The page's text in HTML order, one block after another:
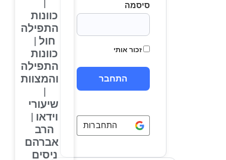
סיסמה
זכור אותי
התחברות באמצעות Google
כוונות
התפילה
חול |
כוונות
התפילה
והמצוות
שיעורי
וידאו |
הרב
אברהם
ניסים